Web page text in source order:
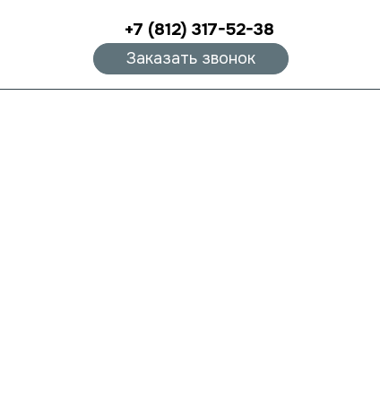
+7 (812) 317-52-38
Заказать звонок